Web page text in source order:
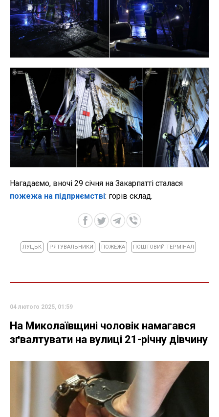
Нагадаємо, вночі 29 січня на Закарпатті сталася
пожежа на підприємстві: горів склад.
ЛУЦЬК РЯТУВАЛЬНИКИ ПОЖЕЖА ПОШТОВИЙ ТЕРМІНАЛ
04 лютого 2025, 01:59
На Миколаївщині чоловік намагався
зґвалтувати на вулиці 21-річну дівчину